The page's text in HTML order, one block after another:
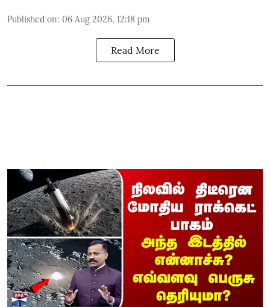
Published on: 06 Aug 2026, 12:18 pm
Read More